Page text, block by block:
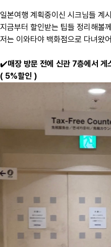
일본여행 계획중이신 시크님들 계
지금부터 할인받는 팁들 정리해볼
저는 이와타야 백화점으로 다녀왔
✔️매장 방문 전에 신관 7층에서 게
( 5%할인 )